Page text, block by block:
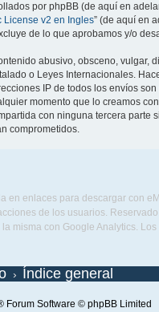
por phpBB (de aquí en
License v2 en Ingles” (de aquí en
de lo que aprobamos y/o
abusivo, obsceno, vulgar,
o Leyes Internacionales.
IP de todos los envíos
momento que lo creamos
con ninguna tercera parte
comprometidos.
en enlaces para descargar con
de los usuarios.
la misma con Google Analytics.
Índice general
Forum Software © phpBB Limited